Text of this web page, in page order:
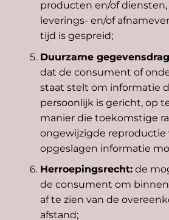
producten en/of diensten,
leverings- en/of
tijd is gespreid;
Duurzame
dat de consument of
staat stelt om informatie
persoonlijk is gericht, op
manier die toekomstige
ongewijzigde reproductie
opgeslagen informatie
Herroepingsrecht:de
de consument om
af te zien van de
afstand;